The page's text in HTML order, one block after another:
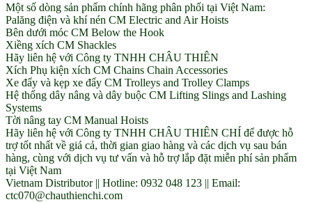
Một số dòng sản phẩm chính hãng phân phối tại Việt Nam:
Palăng điện và khí nén CM Electric and Air Hoists
Bên dưới móc CM Below the Hook
Xiềng xích CM Shackles
Hãy liên hệ với Công ty TNHH CHÂU THIÊN
Xích Phụ kiện xích CM Chains Chain Accessories
Xe đẩy và kẹp xe đẩy CM Trolleys and Trolley Clamps
Hệ thống dây nâng và dây buộc CM Lifting Slings and Lashing
Systems
Tời nâng tay CM Manual Hoists
Hãy liên hệ với Công ty TNHH CHÂU THIÊN CHÍ để được hỗ
trợ tốt nhất về giá cả, thời gian giao hàng và các dịch vụ sau bán
hàng, cùng với dịch vụ tư vấn và hỗ trợ lắp đặt miễn phí sản phẩm
tại Việt Nam
Vietnam Distributor || Hotline: 0932 048 123 || Email:
ctc070@chauthienchi.com